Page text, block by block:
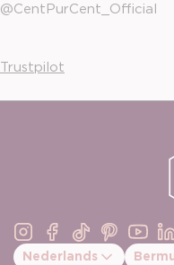
@CentPurCent_Official
Trustpilot
Instagram
Facebook
TikTokPinterest
Nederlands